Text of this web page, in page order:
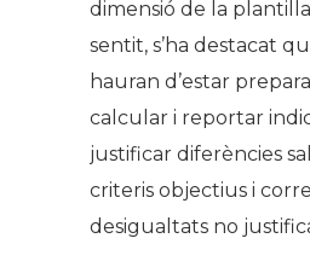
dimensió de la
sentit, s’ha destacat
hauran d’estar
calcular i reportar
justificar diferències
criteris objectius i
desigualtats no